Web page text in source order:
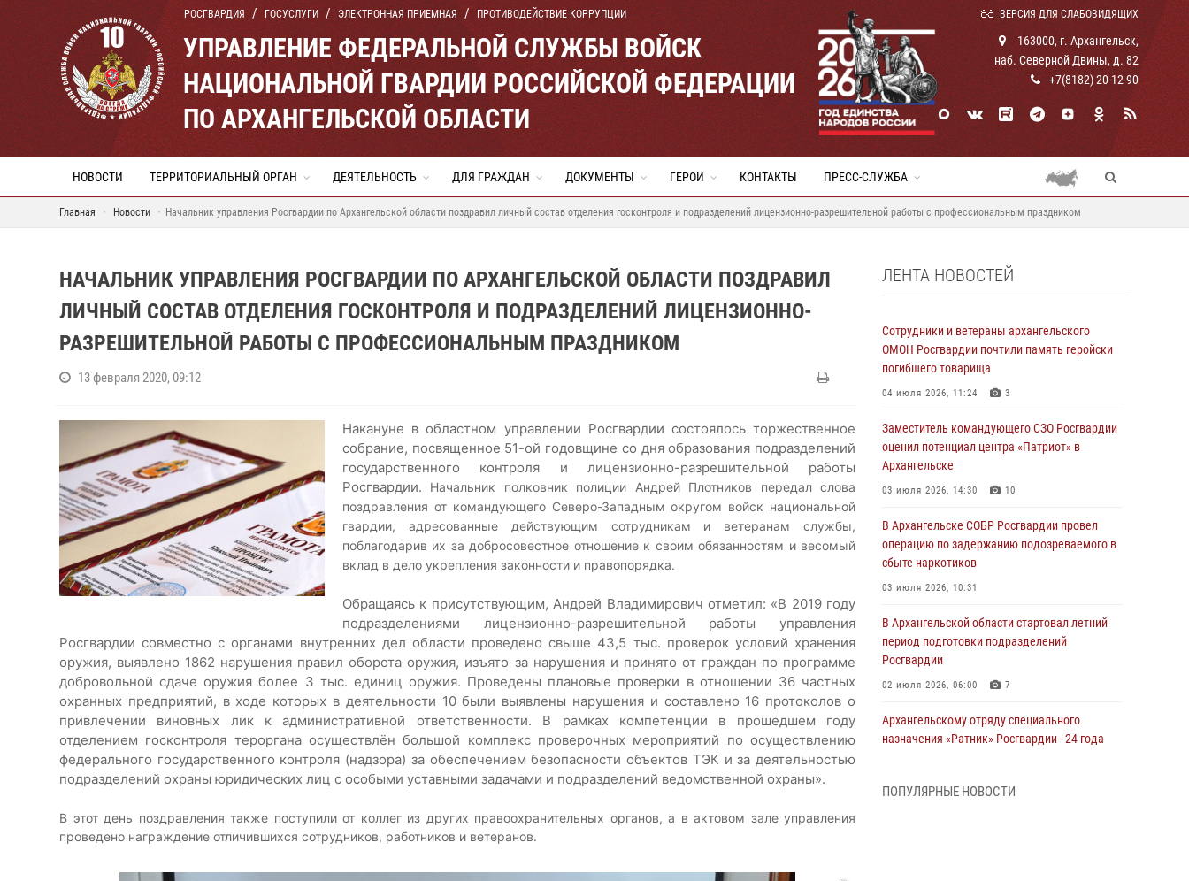
РОСГВАРДИЯ ГОСУСЛУГИ ЭЛЕКТРОННАЯ ПРИЕМНАЯ ПРОТИВОДЕЙСТВИЕ КОРРУПЦИИ ВЕРСИЯ ДЛЯ СЛАБОВИДЯЩИХ
УПРАВЛЕНИЕ ФЕДЕРАЛЬНОЙ СЛУЖБЫ ВОЙСК
НАЦИОНАЛЬНОЙ ГВАРДИИ РОССИЙСКОЙ ФЕДЕРАЦИИ
ПО АРХАНГЕЛЬСКОЙ ОБЛАСТИ
163000, г. Архангельск,
наб. Северной Двины, д. 82
+7(8182) 20-12-90
НОВОСТИ ТЕРРИТОРИАЛЬНЫЙ ОРГАН ДЕЯТЕЛЬНОСТЬ ДЛЯ ГРАЖДАН ДОКУМЕНТЫ ГЕРОИ КОНТАКТЫ ПРЕСС-СЛУЖБА
Главная Новости Начальник управления Росгвардии по Архангельской области поздравил личный состав отделения госконтроля и подразделений лицензионно-разрешительной работы с профессиональным праздником
НАЧАЛЬНИК УПРАВЛЕНИЯ РОСГВАРДИИ ПО АРХАНГЕЛЬСКОЙ ОБЛАСТИ ПОЗДРАВИЛ
ЛИЧНЫЙ СОСТАВ ОТДЕЛЕНИЯ ГОСКОНТРОЛЯ И ПОДРАЗДЕЛЕНИЙ ЛИЦЕНЗИОННО-
РАЗРЕШИТЕЛЬНОЙ РАБОТЫ С ПРОФЕССИОНАЛЬНЫМ ПРАЗДНИКОМ
13 февраля 2020, 09:12
Накануне в областном управлении Росгвардии состоялось торжественное
собрание, посвященное 51-ой годовщине со дня образования подразделений
государственного контроля и лицензионно-разрешительной работы
Росгвардии.
Начальник полковник полиции Андрей Плотников передал слова
поздравления от командующего Северо-Западным округом войск национальной
гвардии, адресованные действующим сотрудникам и ветеранам службы,
поблагодарив их за добросовестное отношение к своим обязанностям и весомый
вклад в дело укрепления законности и правопорядка.
Обращаясь к присутствующим, Андрей Владимирович отметил: «В 2019 году
подразделениями лицензионно-разрешительной работы управления
Росгвардии совместно с органами внутренних дел области проведено свыше 43,5 тыс. проверок условий хранения
оружия, выявлено 1862 нарушения правил оборота оружия, изъято за нарушения и принято от граждан по программе
добровольной сдаче оружия более 3 тыс. единиц оружия. Проведены плановые проверки в отношении 36 частных
охранных предприятий, в ходе которых в деятельности 10 были выявлены нарушения и составлено 16 протоколов о
привлечении виновных лик к административной ответственности. В рамках компетенции в прошедшем году
отделением госконтроля тероргана осуществлён большой комплекс проверочных мероприятий по осуществлению
федерального государственного контроля (надзора) за обеспечением безопасности объектов ТЭК и за деятельностью
подразделений охраны юридических лиц с особыми уставными задачами и подразделений ведомственной охраны».
В этот день поздравления также поступили от коллег из других правоохранительных органов, а в актовом зале управления
проведено награждение отличившихся сотрудников, работников и ветеранов.
ЛЕНТА НОВОСТЕЙ
Сотрудники и ветераны архангельского
ОМОН Росгвардии почтили память геройски
погибшего товарища
04 июля 2026, 11:24 3
Заместитель командующего СЗО Росгвардии
оценил потенциал центра «Патриот» в
Архангельске
03 июля 2026, 14:30 10
В Архангельске СОБР Росгвардии провел
операцию по задержанию подозреваемого в
сбыте наркотиков
03 июля 2026, 10:31
В Архангельской области стартовал летний
период подготовки подразделений
Росгвардии
02 июля 2026, 06:00 7
Архангельскому отряду специального
назначения «Ратник» Росгвардии - 24 года
В Управлении Росгвардии по Архангельской
ПОПУЛЯРНЫЕ НОВОСТИ